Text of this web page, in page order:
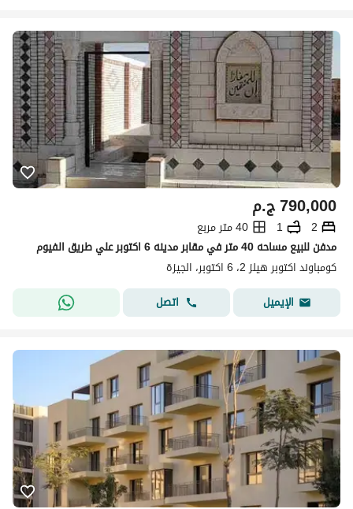
ج.م790,000
2
1
40 متر مربع
مدفن للبيع مساحه 40 متر في مقابر مدينه 6 اكتوبر علي طريق الفيوم
كومباوند اكتوبر هيلز 2، 6 اكتوبر، الجيزة
الإيميل
اتصل